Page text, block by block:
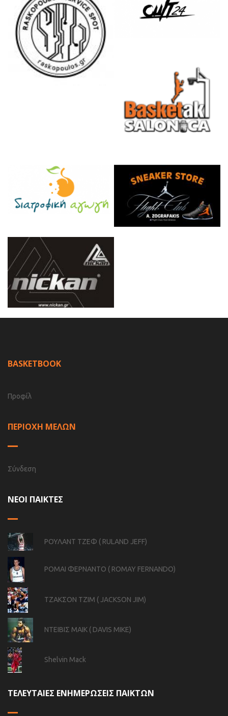
BASKETBOOK
Προφίλ
ΠΕΡΙΟΧΗ ΜΕΛΩΝ
Σύνδεση
ΝΕΟΙ ΠΑΙΚΤΕΣ
ΡΟΥΛΑΝΤ ΤΖΕΦ ( RULAND JEFF)
ΡΟΜΑΙ ΦΕΡΝΑΝΤΟ ( ROMAY FERNANDO)
ΤΖΑΚΣΟΝ ΤΖΙΜ ( JACKSON JIM)
ΝΤΕΙΒΙΣ ΜΑΙΚ ( DAVIS MIKE)
Shelvin Mack
ΤΕΛΕΥΤΑΙΕΣ ΕΝΗΜΕΡΩΣΕΙΣ ΠΑΙΚΤΩΝ